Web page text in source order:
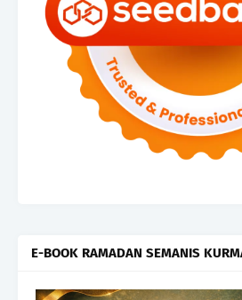
E-BOOK RAMADAN SEMANIS